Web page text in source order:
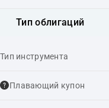
Тип облигаций
Тип инструмента
Плавающий купон